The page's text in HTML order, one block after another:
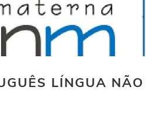
LÍNGUA NÃO